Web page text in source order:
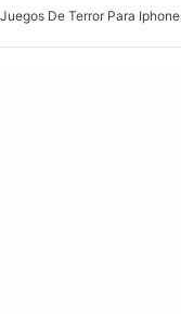
Juegos De Terror Para Iphone